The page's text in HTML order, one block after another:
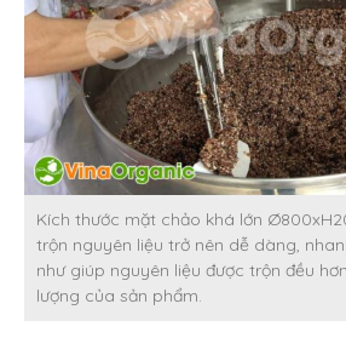
Kích thước mặt chảo khá lớn
trộn nguyên liệu trở nên dễ dàng,
như giúp nguyên liệu được trộn đều
lượng của sản phẩm.